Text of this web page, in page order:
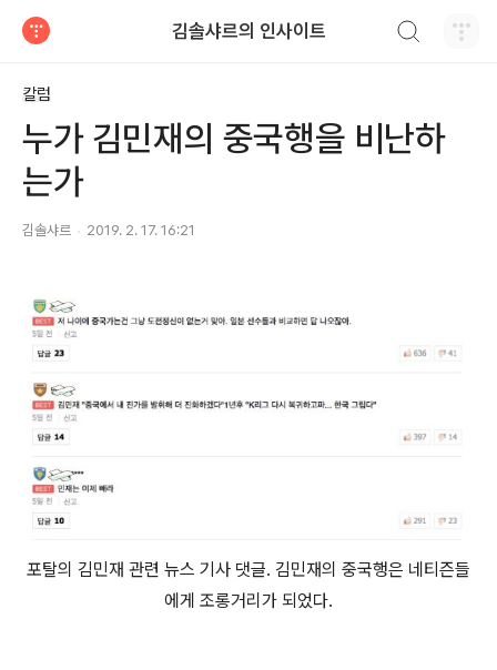
김솔샤르의 인사이트
칼럼
누가 김민재의 중국행을 비난하
는가
김솔샤르 2019. 2. 17. 16:21
포탈의 김민재 관련 뉴스 기사 댓글. 김민재의 중국행은 네티즌들
에게 조롱거리가 되었다.